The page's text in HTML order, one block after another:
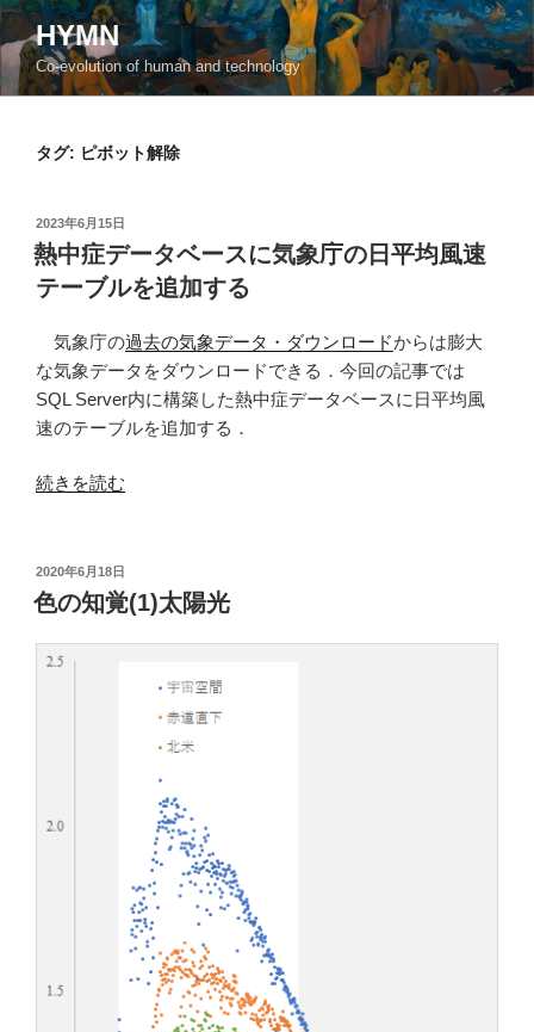
コ
ン
テ
ン
HYMN
Co-evolution of human and technology
タグ: ピボット解除
投
稿
日:
2023年6月15日
熱中症データベースに気象庁の日平均風速
テーブルを追加する
気象庁の過去の気象データ・ダウンロードからは膨大
な気象データをダウンロードできる．今回の記事では
SQL Server内に構築した熱中症データベースに日平均風
速のテーブルを追加する．
“熱
デ
ー
ベ
庁
速
続きを読む
投
稿
日:
2020年6月18日
色の知覚(1)太陽光